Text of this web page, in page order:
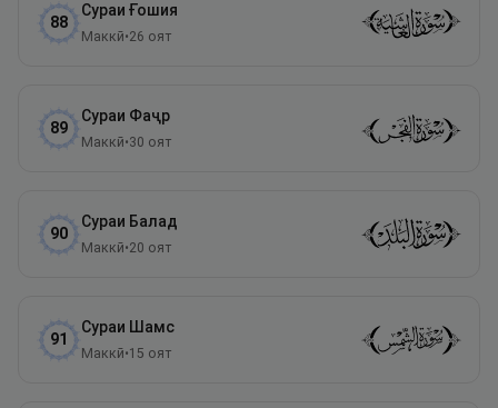
88
Сураи Ғошия
Маккӣ•26 оят
89
Сураи Фаҷр
Маккӣ•30 оят
90
Сураи Балад
Маккӣ•20 оят
91
Сураи Шамс
Маккӣ•15 оят